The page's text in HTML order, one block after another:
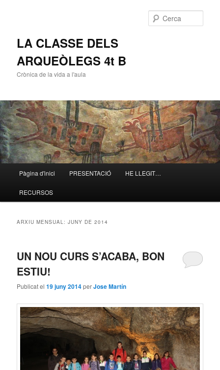
LA CLASSE DELS
ARQUEÒLEGS 4t B
Crònica de la vida a l'aula
Aneu
al
Aneu
al
Pàgina d'inici PRESENTACIÓ HE LLEGIT…
RECURSOS
ARXIU MENSUAL:JUNY DE 2014
UN NOU CURS S’ACABA, BON
ESTIU!
Publicat el19 juny 2014perJose Martín